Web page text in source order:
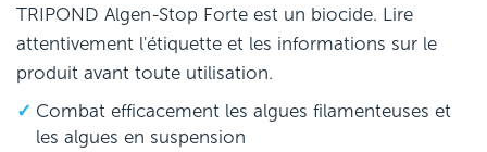
TRIPOND Algen-Stop Forte est un biocide. Lire
attentivement l'étiquette et les informations sur le
produit avant toute utilisation.
Combat efficacement les algues filamenteuses et
les algues en suspension